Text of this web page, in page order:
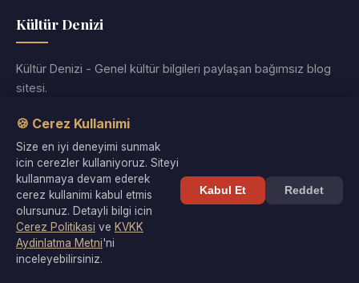
Kültür Denizi
Kültür Denizi - Genel kültür bilgileri paylaşan bağımsız blog
sitesi.
InstagramTwitterRSS
Kategoriler
Arkeoloji
Bilgisayar Bilişim Teknoloji
🍪 Cerez Kullanimi
Size en iyi deneyimi sunmak
icin cerezler kullaniyoruz. Siteyi
kullanmaya devam ederek
cerez kullanimi kabul etmis
olursunuz. Detayli bilgi icin
Cerez Politikasi ve KVKK
Aydinlatma Metni'ni
inceleyebilirsiniz.
Kabul Et Reddet